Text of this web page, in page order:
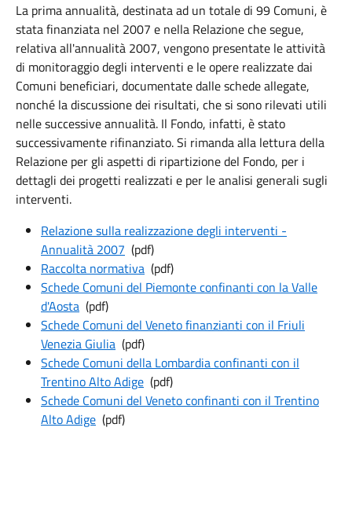
La prima annualità, destinata ad un totale di 99 Comuni, è
stata finanziata nel 2007 e nella Relazione che segue,
relativa all'annualità 2007, vengono presentate le attività
di monitoraggio degli interventi e le opere realizzate dai
Comuni beneficiari, documentate dalle schede allegate,
nonché la discussione dei risultati, che si sono rilevati utili
nelle successive annualità. Il Fondo, infatti, è stato
successivamente rifinanziato.Si rimanda alla lettura della
Relazione per gli aspetti di ripartizione del Fondo, per i
dettagli dei progetti realizzati e per le analisi generali sugli
interventi.
Relazione sulla realizzazione degli interventi -
Annualità 2007 (pdf)
Raccolta normativa (pdf)
Schede Comuni del Piemonte confinanti con la Valle
d'Aosta (pdf)
Schede Comuni del Veneto finanzianti con il Friuli
Venezia Giulia (pdf)
Schede Comuni della Lombardia confinanti con il
Trentino Alto Adige (pdf)
Schede Comuni del Veneto confinanti con il Trentino
Alto Adige (pdf)